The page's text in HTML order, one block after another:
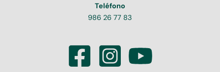
Teléfono
986 26 77 83